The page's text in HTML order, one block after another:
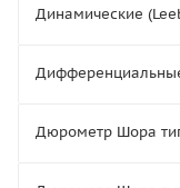
Динамические
Дюрометр Шора